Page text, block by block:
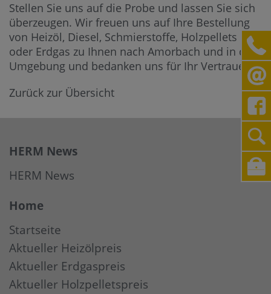
Stellen Sie uns auf die Probe und lassen Sie sich
überzeugen. Wir freuen uns auf Ihre Bestellung
von Heizöl, Diesel, Schmierstoffe, Holzpellets
oder Erdgas zu Ihnen nach Amorbach und in die
Umgebung und bedanken uns für Ihr Vertrauen.
Zurück zur Übersicht
HERM News
HERM News
Home
Startseite
Aktueller Heizölpreis
Aktueller Erdgaspreis
Aktueller Holzpelletspreis